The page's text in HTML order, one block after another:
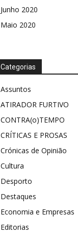
Junho 2020
Maio 2020
Categorias
Assuntos
ATIRADOR FURTIVO
CONTRA(o)TEMPO
CRÍTICAS E PROSAS
Crónicas de Opinião
Cultura
Desporto
Destaques
Economia e Empresas
Editorias